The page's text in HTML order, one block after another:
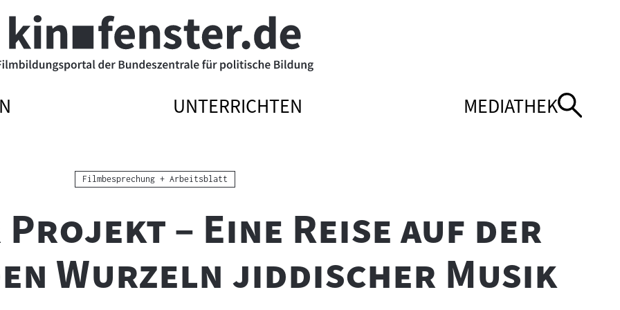
UNTERRICHTEN
MEDIATHEK
Kategorie:
Filmbesprechung + Arbeitsblatt
Projekt – Eine Reise auf der
Wurzeln jiddischer Musik"